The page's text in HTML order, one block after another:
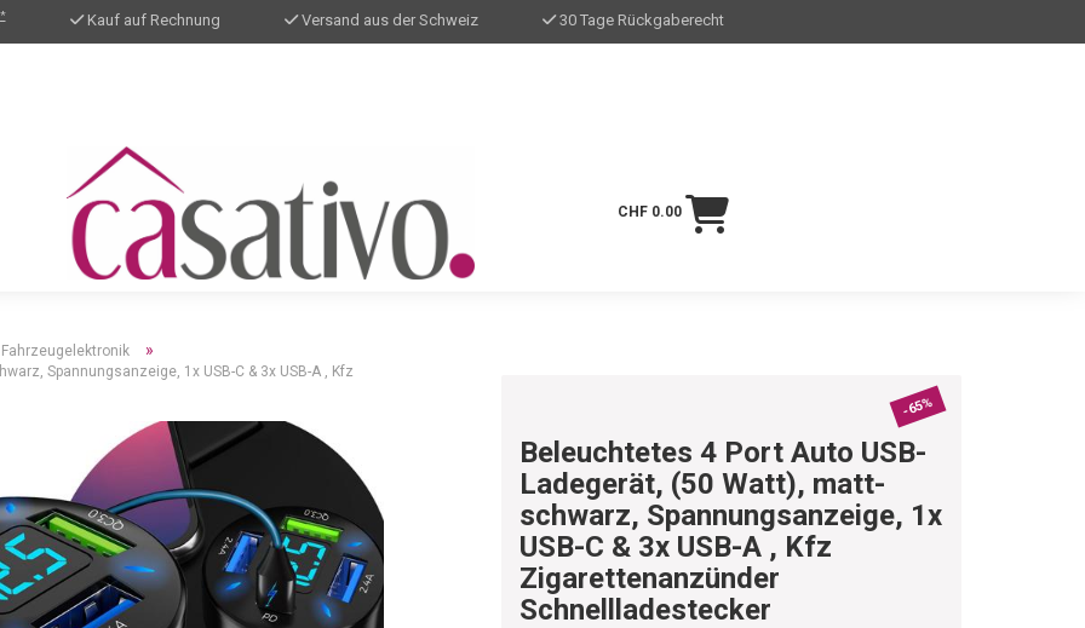
* Kauf auf Rechnung Versand aus der Schweiz 30 Tage Rückgaberecht
CHF 0.00
Fahrzeugelektronik »
Spannungsanzeige, 1x USB-C & 3x USB-A , Kfz
-65%
Beleuchtetes 4 Port Auto USB-
Ladegerät, (50 Watt), matt-
schwarz, Spannungsanzeige, 1x
USB-C & 3x USB-A , Kfz
Zigarettenanzünder
Schnellladestecker